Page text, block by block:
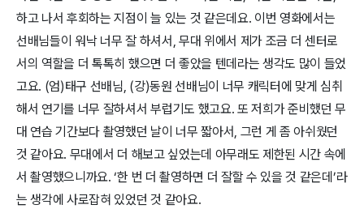
하고 나서 후회하는 지점이 늘 있는 것 같은데요. 이번 영화에서는
선배님들이 워낙 너무 잘 하셔서, 무대 위에서 제가 조금 더 센터로
서의 역할을 더 톡톡히 했으면 더 좋았을 텐데라는 생각도 많이 들었
고요. (엄)태구 선배님, (강)동원 선배님이 너무 캐릭터에 맞게 심취
해서 연기를 너무 잘하셔서 부럽기도 했고요. 또 저희가 준비했던 무
대 연습 기간보다 촬영했던 날이 너무 짧아서, 그런 게 좀 아쉬웠던
것 같아요. 무대에서 더 해보고 싶었는데 아무래도 제한된 시간 속에
서 촬영했으니까요. ‘한 번 더 촬영하면 더 잘할 수 있을 것 같은데’라
는 생각에 사로잡혀 있었던 것 같아요.